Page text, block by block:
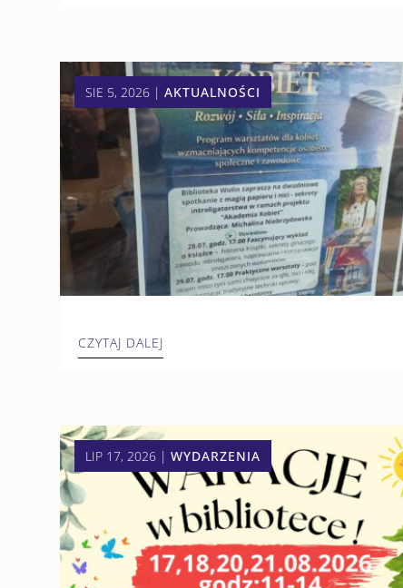
SIE 5, 2026 |AKTUALNOŚCI
CZYTAJ DALEJ
LIP 17, 2026 |WYDARZENIA